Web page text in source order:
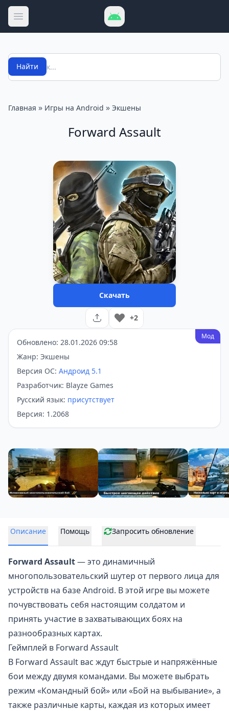
Открыть меню
Поиск
Найти
Главная » Игры на Android » Экшены
Forward Assault
Скачать
+2
Мод
Обновлено: 28.01.2026 09:58
Жанр: Экшены
Версия ОС: Андроид 5.1
Разработчик: Blayze Games
Русский язык: присутствует
Версия: 1.2068
Описание Помощь Запросить обновление
Forward Assault— это динамичный
многопользовательский шутер от первого лица для
устройств на базе Android. В этой игре вы можете
почувствовать себя настоящим солдатом и
принять участие в захватывающих боях на
разнообразных картах.
Геймплей в Forward Assault
В Forward Assault вас ждут быстрые и напряжённые
бои между двумя командами. Вы можете выбрать
режим «Командный бой» или «Бой на выбывание», а
также различные карты, каждая из которых имеет